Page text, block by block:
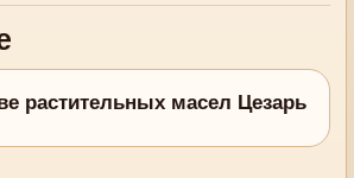
растительных масел Цезарь